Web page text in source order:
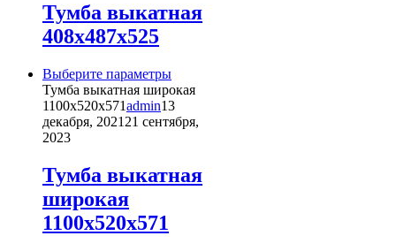
выбрать
товара.
Тумба выкатная
408х487х525
Выберите параметрыЭтот
товар
имеет
несколько
выбрать
Тумба выкатная широкая
1100х520х571admin13
декабря, 2021 21 сентября,
2023
Тумба выкатная
широкая
1100х520х571